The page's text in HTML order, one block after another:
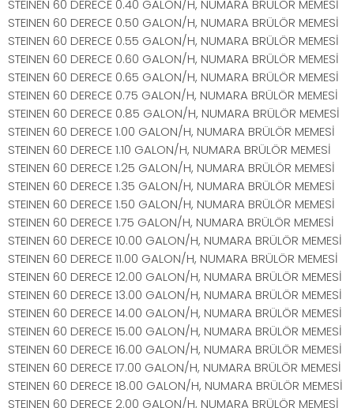
STEINEN 60 DERECE 0.40 GALON/H, NUMARA BRÜLÖR MEMESİ
STEINEN 60 DERECE 0.50 GALON/H, NUMARA BRÜLÖR MEMESİ
STEINEN 60 DERECE 0.55 GALON/H, NUMARA BRÜLÖR MEMESİ
STEINEN 60 DERECE 0.60 GALON/H, NUMARA BRÜLÖR MEMESİ
STEINEN 60 DERECE 0.65 GALON/H, NUMARA BRÜLÖR MEMESİ
STEINEN 60 DERECE 0.75 GALON/H, NUMARA BRÜLÖR MEMESİ
STEINEN 60 DERECE 0.85 GALON/H, NUMARA BRÜLÖR MEMESİ
STEINEN 60 DERECE 1.00 GALON/H, NUMARA BRÜLÖR MEMESİ
STEINEN 60 DERECE 1.10 GALON/H, NUMARA BRÜLÖR MEMESİ
STEINEN 60 DERECE 1.25 GALON/H, NUMARA BRÜLÖR MEMESİ
STEINEN 60 DERECE 1.35 GALON/H, NUMARA BRÜLÖR MEMESİ
STEINEN 60 DERECE 1.50 GALON/H, NUMARA BRÜLÖR MEMESİ
STEINEN 60 DERECE 1.75 GALON/H, NUMARA BRÜLÖR MEMESİ
STEINEN 60 DERECE 10.00 GALON/H, NUMARA BRÜLÖR MEMESİ
STEINEN 60 DERECE 11.00 GALON/H, NUMARA BRÜLÖR MEMESİ
STEINEN 60 DERECE 12.00 GALON/H, NUMARA BRÜLÖR MEMESİ
STEINEN 60 DERECE 13.00 GALON/H, NUMARA BRÜLÖR MEMESİ
STEINEN 60 DERECE 14.00 GALON/H, NUMARA BRÜLÖR MEMESİ
STEINEN 60 DERECE 15.00 GALON/H, NUMARA BRÜLÖR MEMESİ
STEINEN 60 DERECE 16.00 GALON/H, NUMARA BRÜLÖR MEMESİ
STEINEN 60 DERECE 17.00 GALON/H, NUMARA BRÜLÖR MEMESİ
STEINEN 60 DERECE 18.00 GALON/H, NUMARA BRÜLÖR MEMESİ
STEINEN 60 DERECE 2.00 GALON/H, NUMARA BRÜLÖR MEMESİ